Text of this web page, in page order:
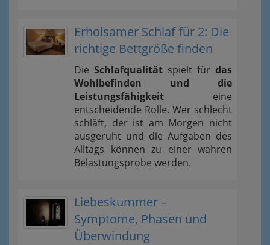
Erholsamer Schlaf für 2: Die
richtige Bettgröße finden
Die Schlafqualität spielt für das
Wohlbefinden und die
Leistungsfähigkeit eine
entscheidende Rolle. Wer schlecht
schläft, der ist am Morgen nicht
ausgeruht und die Aufgaben des
Alltags können zu einer wahren
Belastungsprobe werden.
Liebeskummer –
Symptome, Phasen und
Überwindung